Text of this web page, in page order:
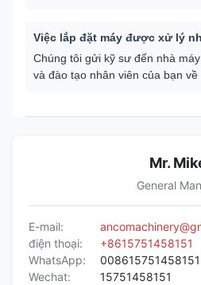
Việc lắp đặt máy được xử lý
Chúng tôi gửi kỹ sư đến nhà
và đào tạo nhân viên của bạn về
Mr.
General
E-mail:
điện thoại:
+8615751458151
WhatsApp:
008615751458151
Wechat:
15751458151